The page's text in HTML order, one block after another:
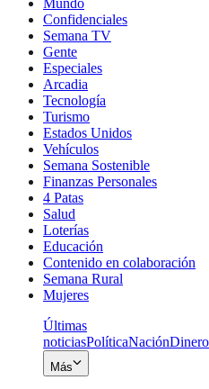
Confidenciales
Semana TV
Gente
Especiales
Arcadia
Tecnología
Turismo
Estados Unidos
Vehículos
Semana Sostenible
Finanzas Personales
4 Patas
Salud
Loterías
Educación
Contenido en colaboración
Semana Rural
Mujeres
Últimas
noticiasPolíticaNaciónDinero
Más